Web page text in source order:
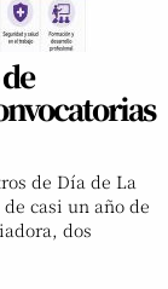
de Día de La
casi un año de
dos